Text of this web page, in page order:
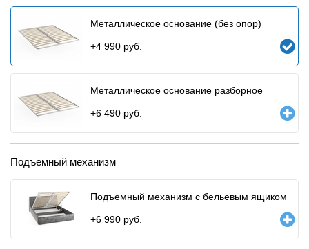
Металлическое основание (без опор)
+4 990 руб.
Металлическое основание разборное
+6 490 руб.
Подъемный механизм
Подъемный механизм с бельевым ящиком
+6 990 руб.